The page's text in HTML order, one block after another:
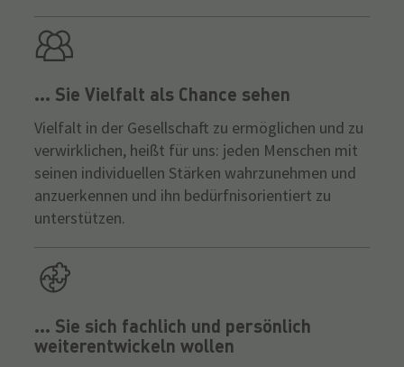
... Sie Vielfalt als Chance sehen
Vielfalt in der Gesellschaft zu ermöglichen und zu
verwirklichen, heißt für uns: jeden Menschen mit
seinen individuellen Stärken wahrzunehmen und
anzuerkennen und ihn bedürfnisorientiert zu
unterstützen.
... Sie sich fachlich und persönlich
weiterentwickeln wollen